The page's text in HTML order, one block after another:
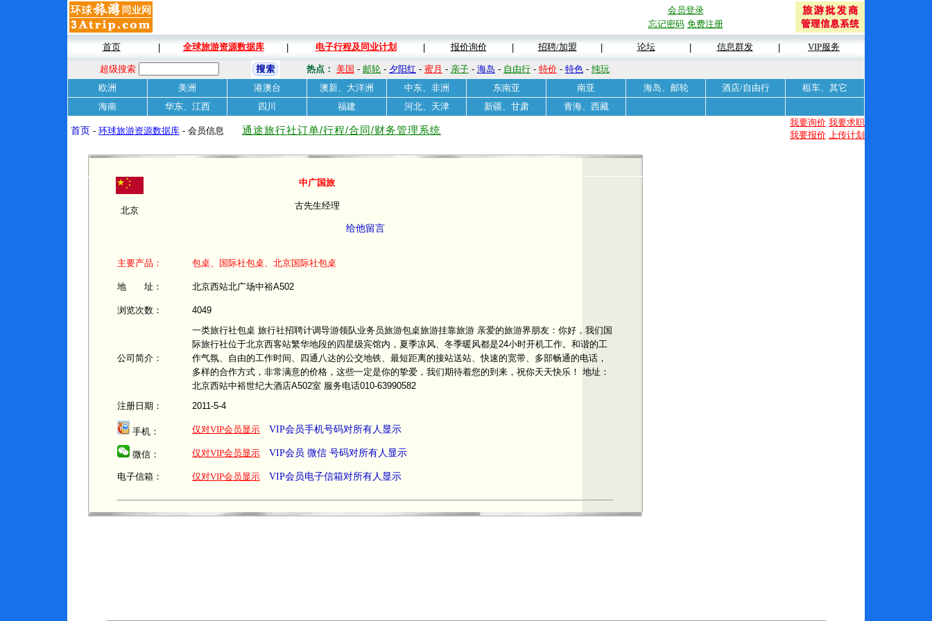
会员登录
忘记密码 免费注册
首页 全球旅游资源数据库 电子行程及同业计划 报价询价 招聘/加盟 论坛 信息群发 VIP服务
超级搜索 热点： 美国 - 邮轮 - 夕阳红 - 蜜月 - 亲子 - 海岛 - 自由行 - 特价 - 特色 - 纯玩
欧洲
美洲 港澳台 澳新、大洋洲 中东、非洲 东南亚 南亚 海岛、邮轮 酒店/自由行
租车、其它
海南
华东、江西 四川 福建 河北、天津 新疆、甘肃 青海、西藏
首页 - 环球旅游资源数据库 - 会员信息 通途旅行社订单/行程/合同/财务管理系统
我要询价 我要求职
我要报价 上传计划
北京
中广国旅
古先生经理
给他留言
主要产品： 包桌、国际社包桌、北京国际社包桌
地 址： 北京西站北广场中裕A502
浏览次数： 4049
公司简介：
一类旅行社包桌 旅行社招聘计调导游领队业务员旅游包桌旅游挂靠旅游 亲爱的旅游界朋友：你好，我们国
际旅行社位于北京西客站繁华地段的四星级宾馆内，夏季凉风、冬季暖风都是24小时开机工作。和谐的工
作气氛、自由的工作时间、四通八达的公交地铁、最短距离的接站送站、快速的宽带、多部畅通的电话，
多样的合作方式，非常满意的价格，这些一定是你的挚爱，我们期待着您的到来，祝你天天快乐！ 地址：
北京西站中裕世纪大酒店A502室 服务电话010-63990582
注册日期：
2011-5-4
手机： 仅对VIP会员显示 VIP会员手机号码对所有人显示
微信： 仅对VIP会员显示 VIP会员 微信 号码对所有人显示
电子信箱： 仅对VIP会员显示 VIP会员电子信箱对所有人显示